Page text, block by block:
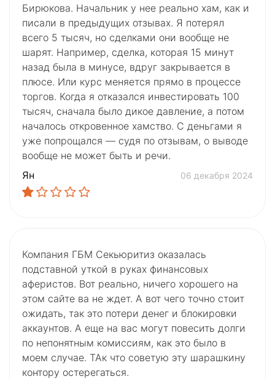
Бирюкова. Начальник у нее реально хам, как и
писали в предыдущих отзывах. Я потерял
всего 5 тысяч, но сделками они вообще не
шарят. Например, сделка, которая 15 минут
назад была в минусе, вдруг закрывается в
плюсе. Или курс меняется прямо в процессе
торгов. Когда я отказался инвестировать 100
тысяч, сначала было дикое давление, а потом
началось откровенное хамство. С деньгами я
уже попрощался — судя по отзывам, о выводе
вообще не может быть и речи.
Ян
06 декабря 2024
Компания ГБМ Секьюритиз оказалась
подставной уткой в руках финансовых
аферистов. Вот реально, ничего хорошего на
этом сайте ва не ждет. А вот чего точно стоит
ожидать, так это потери денег и блокировки
аккаунтов. А еще на вас могут повесить долги
по непонятным комиссиям, как это было в
моем случае. ТАк что советую эту шарашкину
контору остерегаться.